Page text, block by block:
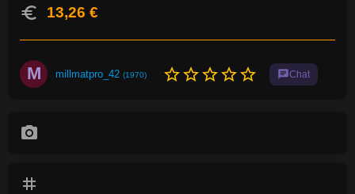
euro 13,26 €
M millmatpro_42 (1970) star_borderstar_borderstar_borderstar_borderstar_border chatChat
photo_camera
tag